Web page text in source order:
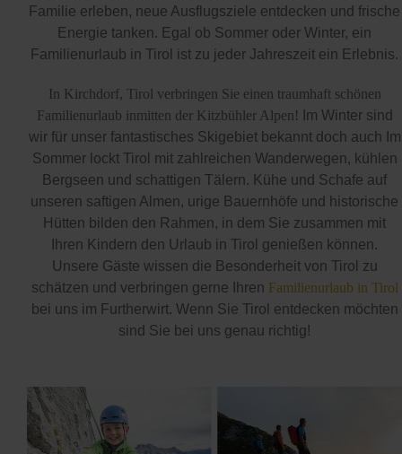
Familie erleben, neue Ausflugsziele entdecken und frische
Energie tanken. Egal ob Sommer oder Winter, ein
Familienurlaub in Tirol ist zu jeder Jahreszeit ein Erlebnis.
In Kirchdorf, Tirol verbringen Sie einen traumhaft schönen
Familienurlaub inmitten der Kitzbühler Alpen! Im Winter sind
wir für unser fantastisches Skigebiet bekannt doch auch Im
Sommer lockt Tirol mit zahlreichen Wanderwegen, kühlen
Bergseen und schattigen Tälern. Kühe und Schafe auf
unseren saftigen Almen, urige Bauernhöfe und historische
Hütten bilden den Rahmen, in dem Sie zusammen mit
Ihren Kindern den Urlaub in Tirol genießen können.
Unsere Gäste wissen die Besonderheit von Tirol zu
schätzen und verbringen gerne Ihren Familienurlaub in Tirol
bei uns im Furtherwirt. Wenn Sie Tirol entdecken möchten
sind Sie bei uns genau richtig!